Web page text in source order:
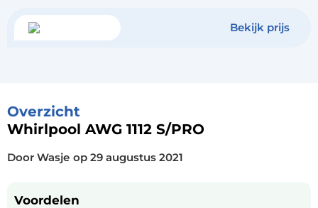
Bekijk prijs
Overzicht
Whirlpool AWG 1112 S/PRO
Door Wasje op 29 augustus 2021
Voordelen